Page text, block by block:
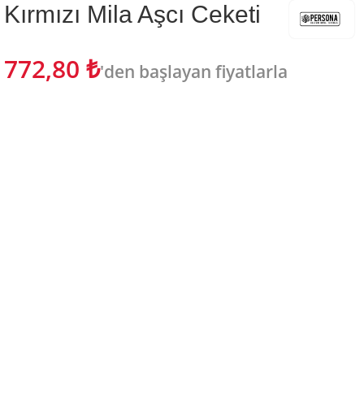
Kırmızı Mila Aşcı Ceketi
772,80 ₺'den başlayan fiyatlarla